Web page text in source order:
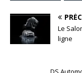
Le
ligne